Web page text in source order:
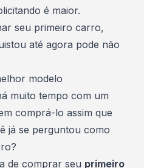
é maior.
seu primeiro carro,
até agora pode não
modelo
muito tempo com um
comprá-lo assim que
já se perguntou como
de comprar seu primeiro